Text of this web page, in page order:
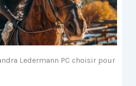
Ledermann PC choisir pour